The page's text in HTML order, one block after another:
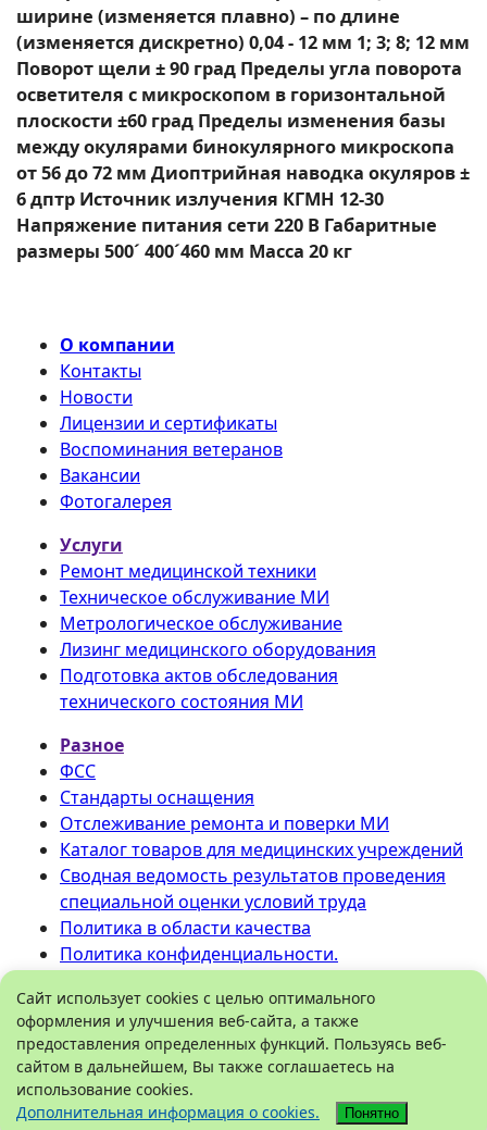
ширине (изменяется плавно) – по длине
(изменяется дискретно) 0,04 - 12 мм 1; 3; 8; 12 мм
Поворот щели ± 90 град Пределы угла поворота
осветителя с микроскопом в горизонтальной
плоскости ±60 град Пределы изменения базы
между окулярами бинокулярного микроскопа
от 56 до 72 мм Диоптрийная наводка окуляров ±
6 дптр Источник излучения КГМН 12-30
Напряжение питания сети 220 В Габаритные
размеры 500´ 400´460 мм Масса 20 кг
О компании
Контакты
Новости
Лицензии и сертификаты
Воспоминания ветеранов
Вакансии
Фотогалерея
Услуги
Ремонт медицинской техники
Техническое обслуживание МИ
Метрологическое обслуживание
Лизинг медицинского оборудования
Подготовка актов обследования
технического состояния МИ
Разное
ФСС
Стандарты оснащения
Отслеживание ремонта и поверки МИ
Каталог товаров для медицинских учреждений
Сводная ведомость результатов проведения
специальной оценки условий труда
Политика в области качества
Политика конфиденциальности.
©ООО «Медтехника» РБ.
Все права защищены 2026.
450096,Башкортостан, городУфа,
Рязанская улица, дом 5Схема проезда
Справочная служба: 8 (800) 550-32-05
Сайт использует cookies с целью оптимального
оформления и улучшения веб-сайта, а также
предоставления определенных функций. Пользуясь веб-
сайтом в дальнейшем, Вы также соглашаетесь на
использование cookies.
Дополнительная информация о cookies.
Понятно